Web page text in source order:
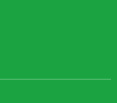
Bình